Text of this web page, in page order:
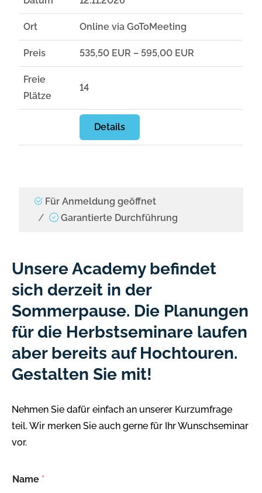
Ort Online via GoToMeeting
Preis 535,50 EUR – 595,00 EUR
Freie
Plätze
14
Details
Für Anmeldung geöffnet
Garantierte Durchführung
Unsere Academy befindet
sich derzeit in der
Sommerpause. Die Planungen
für die Herbstseminare laufen
aber bereits auf Hochtouren.
Gestalten Sie mit!
Nehmen Sie dafür einfach an unserer Kurzumfrage
teil. Wir merken Sie auch gerne für Ihr Wunschseminar
vor.
t
Name *